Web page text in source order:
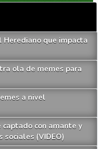
que impacta
ola de memes para
a nivel
con amante y
sociales (VIDEO)